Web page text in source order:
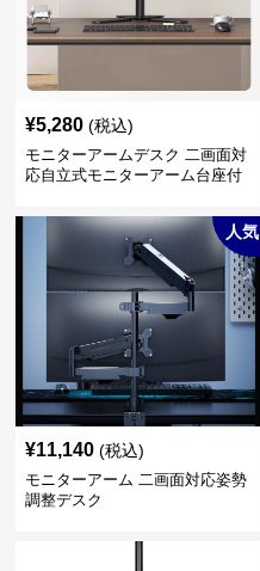
¥5,280 (税込)
モニターアームデスク 二画面対
応自立式モニターアーム台座付
人気
¥11,140 (税込)
モニターアーム 二画面対応姿勢
調整デスク